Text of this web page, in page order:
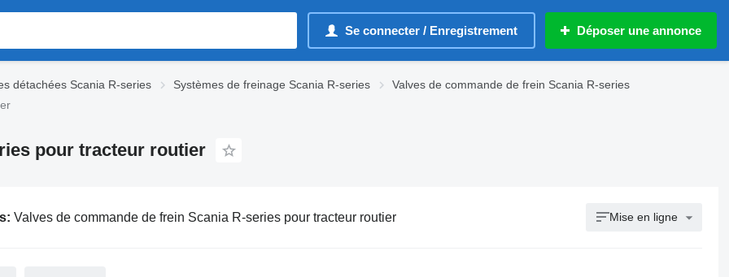
Se connecter / Enregistrement Déposer une annonce
détachées Scania R-series Systèmes de freinage Scania R-series
Valves de commande de frein Scania R-series
pour tracteur routier
Valves de commande de frein Scania R-series pour tracteur routier Mise en ligne